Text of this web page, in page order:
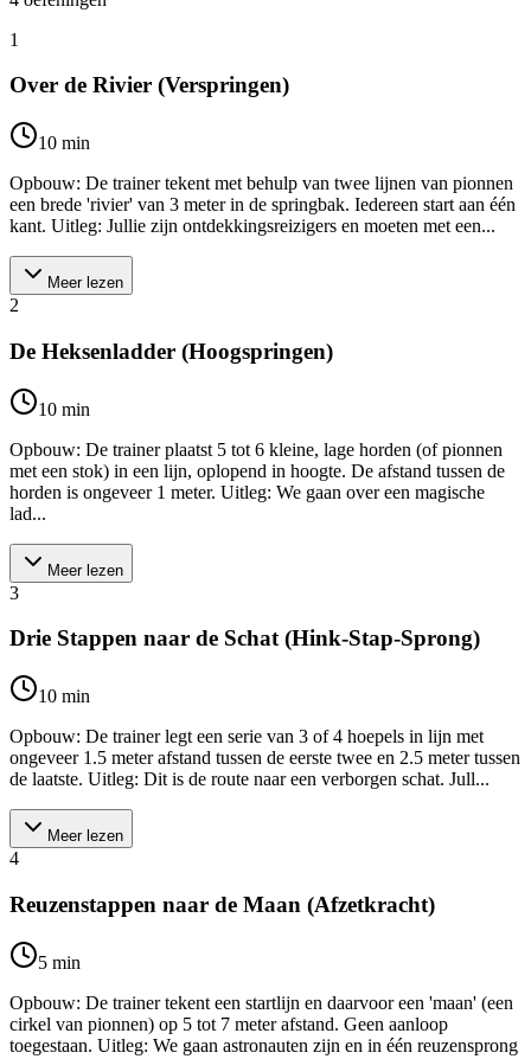
1
Over de Rivier (Verspringen)
10 min
Opbouw: De trainer tekent met behulp van twee lijnen van pionnen
een brede 'rivier' van 3 meter in de springbak. Iedereen start aan één
kant. Uitleg: Jullie zijn ontdekkingsreizigers en moeten met een...
Meer lezen
2
De Heksenladder (Hoogspringen)
10 min
Opbouw: De trainer plaatst 5 tot 6 kleine, lage horden (of pionnen
met een stok) in een lijn, oplopend in hoogte. De afstand tussen de
horden is ongeveer 1 meter. Uitleg: We gaan over een magische
lad...
Meer lezen
3
Drie Stappen naar de Schat (Hink-Stap-Sprong)
10 min
Opbouw: De trainer legt een serie van 3 of 4 hoepels in lijn met
ongeveer 1.5 meter afstand tussen de eerste twee en 2.5 meter tussen
de laatste. Uitleg: Dit is de route naar een verborgen schat. Jull...
Meer lezen
4
Reuzenstappen naar de Maan (Afzetkracht)
5 min
Opbouw: De trainer tekent een startlijn en daarvoor een 'maan' (een
cirkel van pionnen) op 5 tot 7 meter afstand. Geen aanloop
toegestaan. Uitleg: We gaan astronauten zijn en in één reuzensprong